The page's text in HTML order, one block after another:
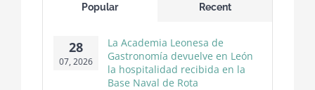
Gastronomía
ámbito
de
Popular Recent
28
07, 2026
La Academia Leonesa de
Gastronomía devuelve en León
la hospitalidad recibida en la
Base Naval de Rota